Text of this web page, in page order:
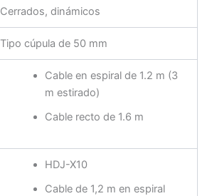
Cerrados, dinámicos
Tipo cúpula de 50 mm
Cable en espiral de 1.2 m (3
m estirado)
Cable recto de 1.6 m
HDJ-X10
Cable de 1,2 m en espiral